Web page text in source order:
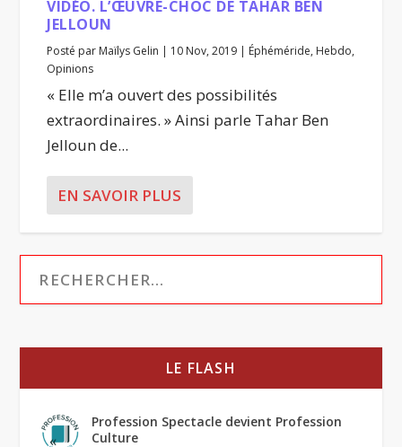
VIDÉO. L’ŒUVRE-CHOC DE TAHAR BEN
JELLOUN
Posté par Maïlys Gelin | 10 Nov, 2019 | Éphéméride, Hebdo,
Opinions
« Elle m’a ouvert des possibilités
extraordinaires. » Ainsi parle Tahar Ben
Jelloun de...
EN SAVOIR PLUS
LE FLASH
Profession Spectacle devient Profession
Culture